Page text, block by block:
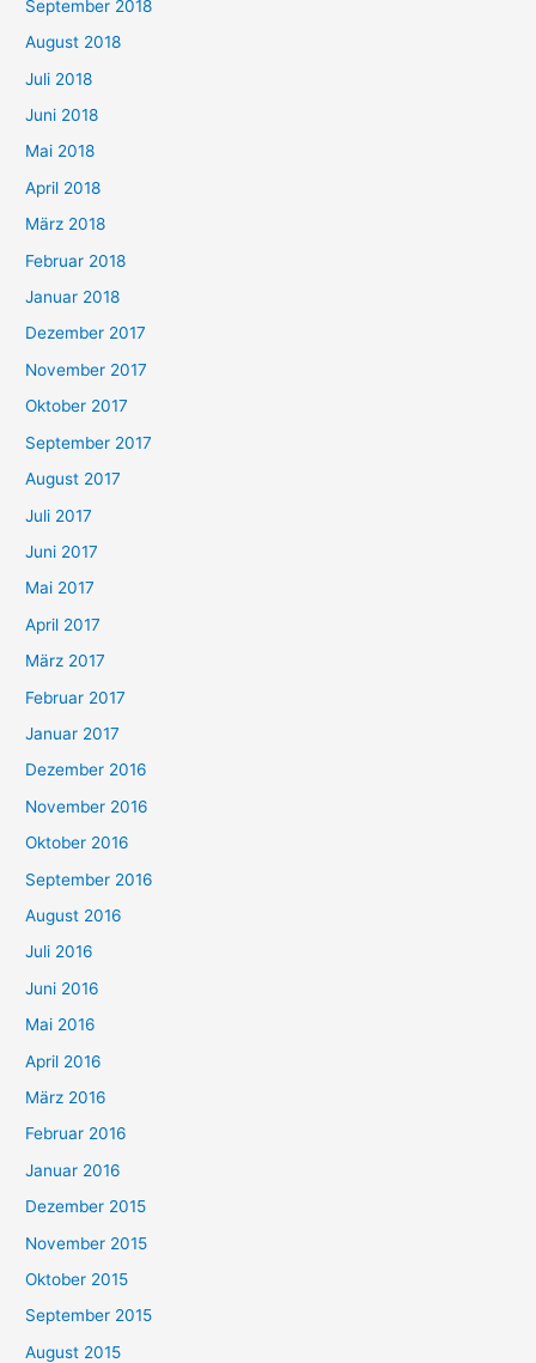
September 2018
August 2018
Juli 2018
Juni 2018
Mai 2018
April 2018
März 2018
Februar 2018
Januar 2018
Dezember 2017
November 2017
Oktober 2017
September 2017
August 2017
Juli 2017
Juni 2017
Mai 2017
April 2017
März 2017
Februar 2017
Januar 2017
Dezember 2016
November 2016
Oktober 2016
September 2016
August 2016
Juli 2016
Juni 2016
Mai 2016
April 2016
März 2016
Februar 2016
Januar 2016
Dezember 2015
November 2015
Oktober 2015
September 2015
August 2015